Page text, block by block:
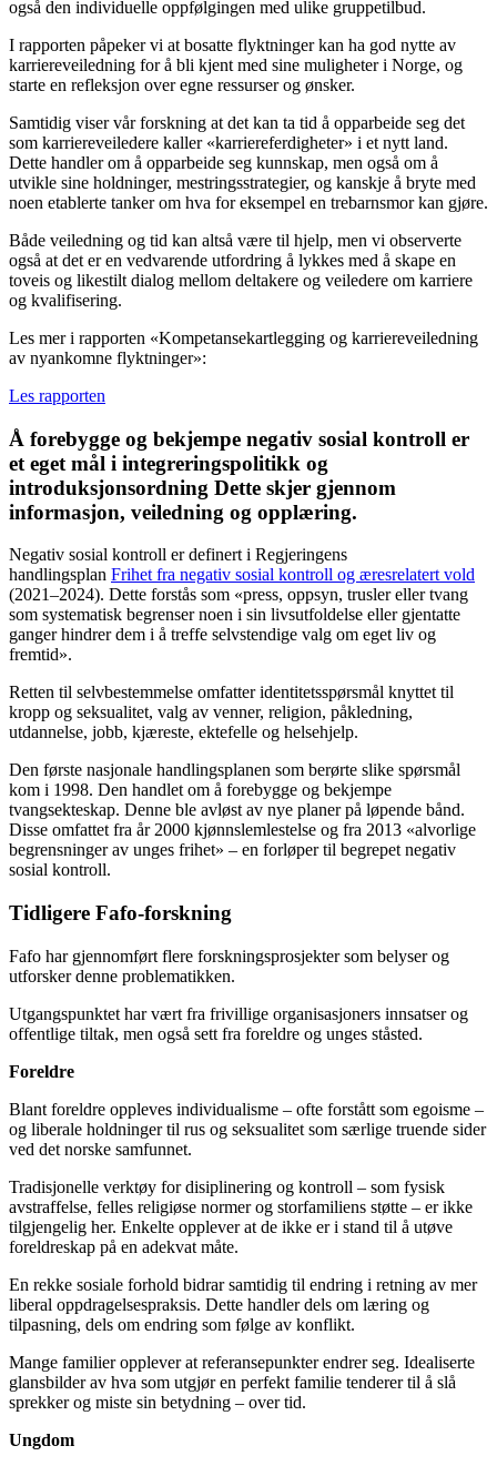
også den individuelle oppfølgingen med ulike gruppetilbud.
I rapporten påpeker vi at bosatte flyktninger kan ha god nytte av
karriereveiledning for å bli kjent med sine muligheter i Norge, og
starte en refleksjon over egne ressurser og ønsker.
Samtidig viser vår forskning at det kan ta tid å opparbeide seg det
som karriereveiledere kaller «karriereferdigheter» i et nytt land.
Dette handler om å opparbeide seg kunnskap, men også om å
utvikle sine holdninger, mestringsstrategier, og kanskje å bryte med
noen etablerte tanker om hva for eksempel en trebarnsmor kan gjøre.
Både veiledning og tid kan altså være til hjelp, men vi observerte
også at det er en vedvarende utfordring å lykkes med å skape en
toveis og likestilt dialog mellom deltakere og veiledere om karriere
og kvalifisering.
Les mer i rapporten «Kompetansekartlegging og karriereveiledning
av nyankomne flyktninger»:
Les rapporten
Å forebygge og bekjempe negativ sosial kontroll er
et eget mål i integreringspolitikk og
introduksjonsordning Dette skjer gjennom
informasjon, veiledning og opplæring.
Negativ sosial kontroll er definert i Regjeringens
handlingsplan Frihet fra negativ sosial kontroll og æresrelatert vold
(2021–2024). Dette forstås som «press, oppsyn, trusler eller tvang
som systematisk begrenser noen i sin livsutfoldelse eller gjentatte
ganger hindrer dem i å treffe selvstendige valg om eget liv og
fremtid».
Retten til selvbestemmelse omfatter identitetsspørsmål knyttet til
kropp og seksualitet, valg av venner, religion, påkledning,
utdannelse, jobb, kjæreste, ektefelle og helsehjelp.
Den første nasjonale handlingsplanen som berørte slike spørsmål
kom i 1998. Den handlet om å forebygge og bekjempe
tvangsekteskap. Denne ble avløst av nye planer på løpende bånd.
Disse omfattet fra år 2000 kjønnslemlestelse og fra 2013 «alvorlige
begrensninger av unges frihet» – en forløper til begrepet negativ
sosial kontroll.
Tidligere Fafo-forskning
Fafo har gjennomført flere forskningsprosjekter som belyser og
utforsker denne problematikken.
Utgangspunktet har vært fra frivillige organisasjoners innsatser og
offentlige tiltak, men også sett fra foreldre og unges ståsted.
Foreldre
Blant foreldre oppleves individualisme – ofte forstått som egoisme –
og liberale holdninger til rus og seksualitet som særlige truende sider
ved det norske samfunnet.
Tradisjonelle verktøy for disiplinering og kontroll – som fysisk
avstraffelse, felles religiøse normer og storfamiliens støtte – er ikke
tilgjengelig her. Enkelte opplever at de ikke er i stand til å utøve
foreldreskap på en adekvat måte.
En rekke sosiale forhold bidrar samtidig til endring i retning av mer
liberal oppdragelsespraksis. Dette handler dels om læring og
tilpasning, dels om endring som følge av konflikt.
Mange familier opplever at referansepunkter endrer seg. Idealiserte
glansbilder av hva som utgjør en perfekt familie tenderer til å slå
sprekker og miste sin betydning – over tid.
Ungdom